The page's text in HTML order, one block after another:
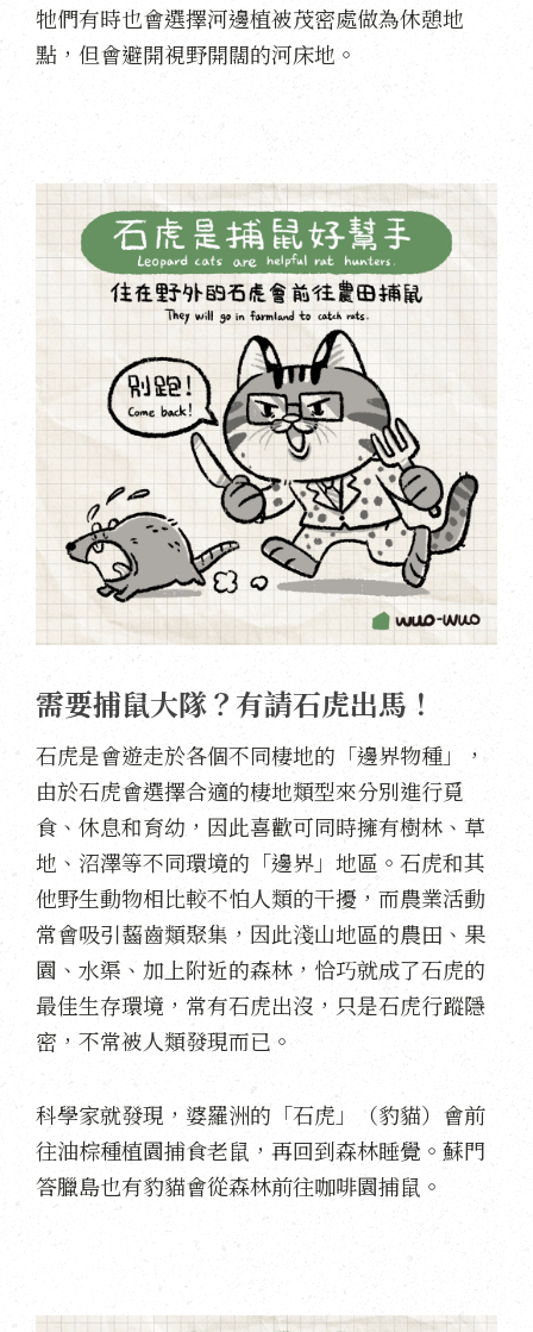
牠們有時也會選擇河邊植被茂密處做為休憩地
點，但會避開視野開闊的河床地。
需要捕鼠大隊？有請石虎出馬！
石虎是會遊走於各個不同棲地的「邊界物種」，
由於石虎會選擇合適的棲地類型來分別進行覓
食、休息和育幼，因此喜歡可同時擁有樹林、草
地、沼澤等不同環境的「邊界」地區。石虎和其
他野生動物相比較不怕人類的干擾，而農業活動
常會吸引齧齒類聚集，因此淺山地區的農田、果
園、水渠、加上附近的森林，恰巧就成了石虎的
最佳生存環境，常有石虎出沒，只是石虎行蹤隱
密，不常被人類發現而已。
科學家就發現，婆羅洲的「石虎」（豹貓）會前
往油棕種植園捕食老鼠，再回到森林睡覺。蘇門
答臘島也有豹貓會從森林前往咖啡園捕鼠。